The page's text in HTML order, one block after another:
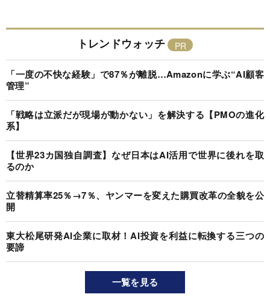
トレンドウォッチ
「一度の不快な経験」で87％が離脱…Amazonに学ぶ“AI顧客
管理”
「戦略は立派だが現場が動かない」を解決する【PMOの進化
系】
【世界23カ国独自調査】なぜ日本はAI活用で世界に後れを取
るのか
立替精算率25％→7％、ヤンマーを変えた購買改革の全貌を公
開
東大松尾研発AI企業に取材！AI投資を利益に転換する三つの
要諦
一覧を見る